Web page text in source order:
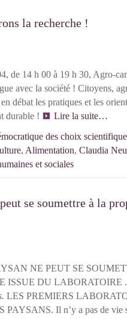
la recherche !
de 14 h 00 à 19 h 30, Agro-
avec la société ! Citoyens,
débat les pratiques et les
durable !
Lire la suite…
des choix
, Alimentation, Claudia
et sociales
se soumettre à la
NE PEUT SE
ISSUE DU LABORATOIRE .
LES PREMIERS
Il n’y a pas de vie